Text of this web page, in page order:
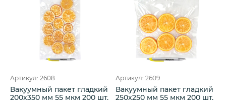
Артикул: 2608
Вакуумный пакет гладкий
200х350 мм 55 мкм 200 шт.
Артикул: 2609
Вакуумный пакет гладкий
250х250 мм 55 мкм 200 шт.